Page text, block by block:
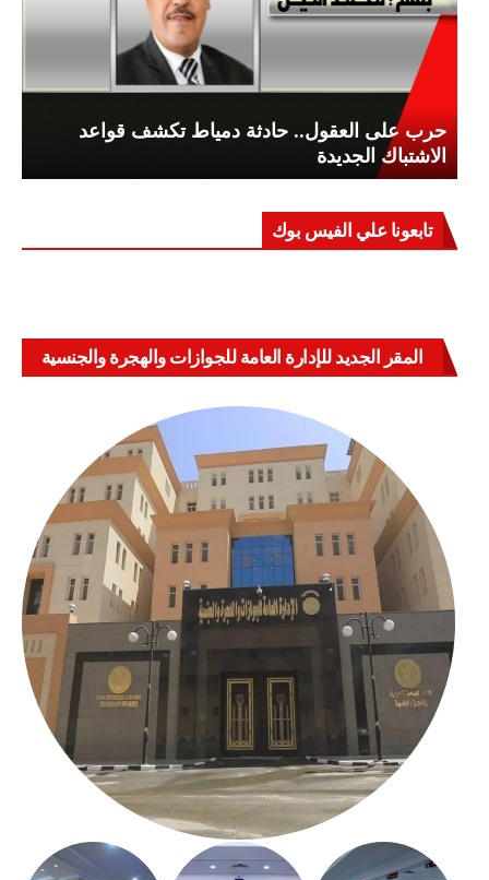
حرب على العقول.. حادثة دمياط تكشف قواعد
الاشتباك الجديدة
تابعونا علي الفيس بوك
المقر الجديد للإدارة العامة للجوازات والهجرة والجنسية